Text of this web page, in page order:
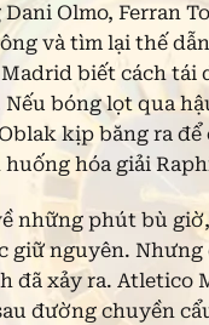
Olmo, Ferran
và tìm lại thế
biết cách tái
bóng lọt qua
kịp băng ra để
hóa giải
những phút bù
giữ nguyên.
đã xảy ra. Atletico
đường chuyền